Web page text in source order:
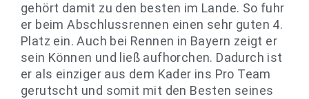
gehört damit zu den besten im Lande. So fuhr
er beim Abschlussrennen einen sehr guten 4.
Platz ein. Auch bei Rennen in Bayern zeigt er
sein Können und ließ aufhorchen. Dadurch ist
er als einziger aus dem Kader ins Pro Team
gerutscht und somit mit den Besten seines